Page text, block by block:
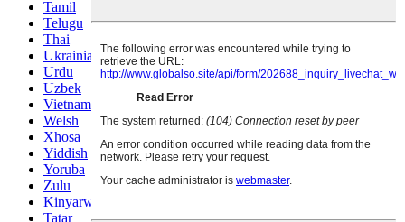
Tamil
Telugu
Thai
Ukrainian
Urdu
Uzbek
Vietnamese
Welsh
Xhosa
Yiddish
Yoruba
Zulu
Kinyarwanda
Tatar